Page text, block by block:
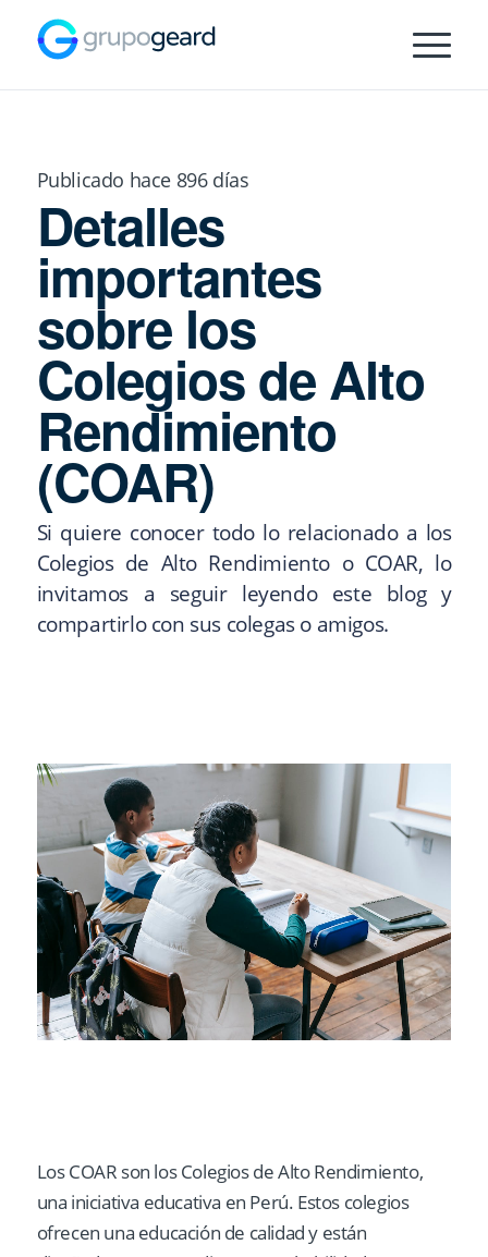
Publicado hace 896 días
Detalles
importantes
sobre los
Colegios de Alto
Rendimiento
(COAR)
Si quiere conocer todo lo relacionado a los
Colegios de Alto Rendimiento o COAR, lo
invitamos a seguir leyendo este blog y
compartirlo con sus colegas o amigos.
Los COAR son los Colegios de Alto Rendimiento,
una iniciativa educativa en Perú. Estos colegios
ofrecen una educación de calidad y están